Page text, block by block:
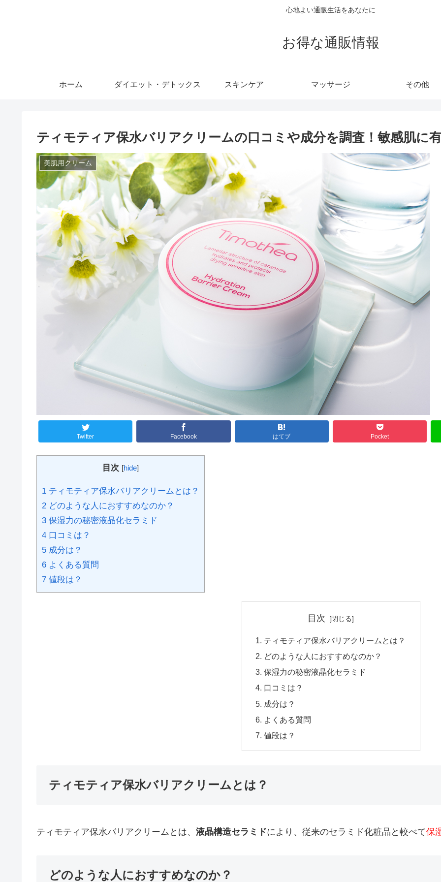
心地よい通販生活をあなたに
お得な通販情報
ホーム ダイエット・デトックス スキンケア マッサージ その他
ティモティア保水バリアクリームの口コミや成分を調査！敏感肌に
美肌用クリーム
Twitter Facebook はてブ Pocket
目次 [hide]
1 ティモティア保水バリアクリームとは？
2 どのような人におすすめなのか？
3 保湿力の秘密液晶化セラミド
4 口コミは？
5 成分は？
6 よくある質問
7 値段は？
目次
ティモティア保水バリアクリームとは？
どのような人におすすめなのか？
保湿力の秘密液晶化セラミド
口コミは？
成分は？
よくある質問
値段は？
ティモティア保水バリアクリームとは？
ティモティア保水バリアクリームとは、 液晶構造セラミドにより、従来のセラミド化粧品と較べて保
どのような人におすすめなのか？